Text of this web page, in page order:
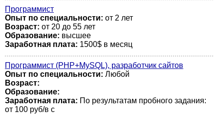
Программист
Опыт по специальности: от 2 лет
Возраст: от 20 до 55 лет
Образование: высшее
Заработная плата: 1500$ в месяц
Программист (PHP+MySQL), разработчик сайтов
Опыт по специальности: Любой
Возраст:
Образование:
Заработная плата: По результатам пробного задания:
от 100 руб/в с